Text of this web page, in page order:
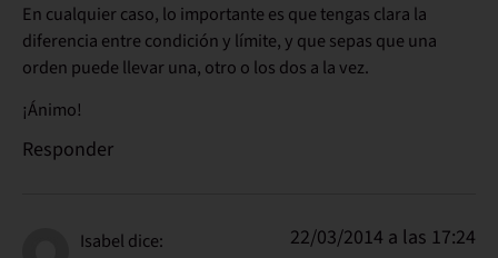
En cualquier caso, lo importante es que tengas clara la
diferencia entre condición y límite, y que sepas que una
orden puede llevar una, otro o los dos a la vez.
¡Ánimo!
Responder
Isabel dice: 22/03/2014 a las 17:24